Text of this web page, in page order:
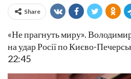
Share
«Не прагнуть миру».
на удар Росії по Києво-
22:45